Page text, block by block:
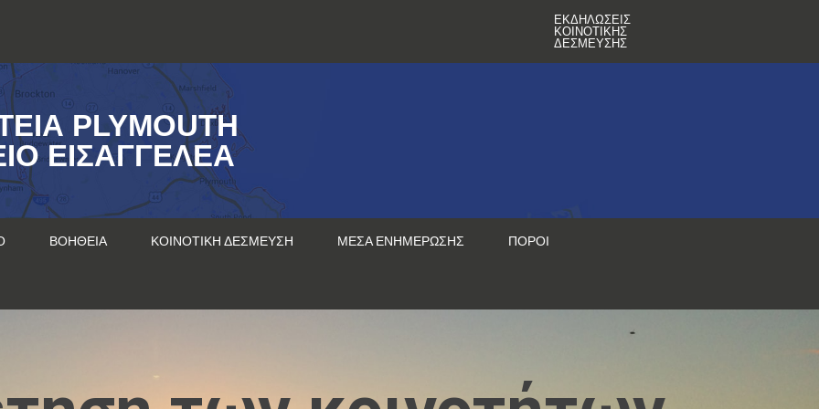
ΕΚΔΗΛΏΣΕΙΣ
ΚΟΙΝΟΤΙΚΉΣ
ΔΈΣΜΕΥΣΗΣ
PLYMOUTH
ΕΙΣΑΓΓΕΛΈΑ
ΒΟΉΘΕΙΑ ΚΟΙΝΟΤΙΚΉ ΔΈΣΜΕΥΣΗ ΜΈΣΑ ΕΝΗΜΈΡΩΣΗΣ ΠΌΡΟΙ